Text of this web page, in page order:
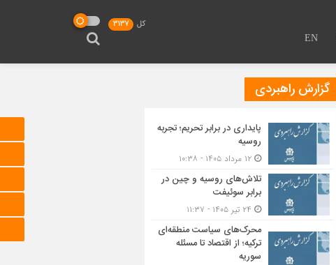
EN
کل 3137
گزارش راهبردی
پایداری در برابر تحریم؛ تجربه
روسیه
تلاش‌های روسیه و چین در
برابر سوئیفت
محرک‌های سیاست منطقه‌‎ای
ترکیه؛ از اقتصاد تا مسئله
سوریه